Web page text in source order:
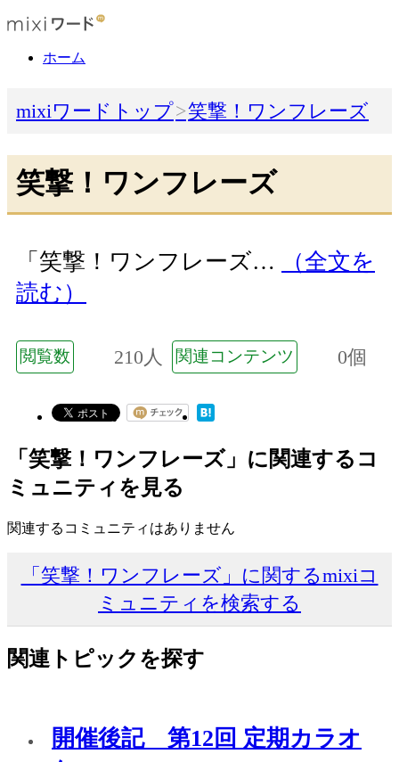
ホーム
mixiワードトップ 笑撃！ワンフレーズ
笑撃！ワンフレーズ
「笑撃！ワンフレーズ…
（全文を
読む）
閲覧数 210人 関連コンテンツ 0個
「笑撃！ワンフレーズ」に関連するコ
ミュニティを見る
関連するコミュニティはありません
「笑撃！ワンフレーズ」に関するmixiコ
ミュニティを検索する
関連トピックを探す
開催後記 第12回 定期カラオ